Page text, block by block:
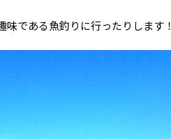
である魚釣りに行ったりします！